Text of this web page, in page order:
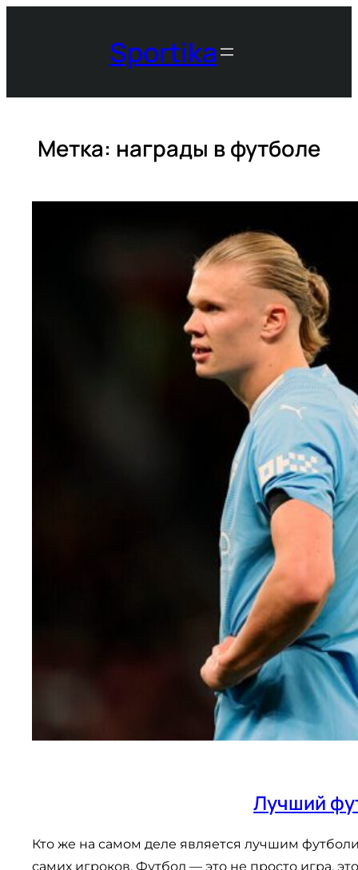
Sportika
Метка: награды в футболе
Лучший
Кто же на самом деле является лучшим
самих игроков. Футбол — это не просто игра,